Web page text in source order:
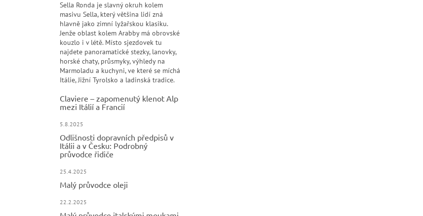
Sella Ronda je slavný okruh kolem
masivu Sella, který většina lidí zná
hlavně jako zimní lyžařskou klasiku.
Jenže oblast kolem Arabby má obrovské
kouzlo i v létě. Místo sjezdovek tu
najdete panoramatické stezky, lanovky,
horské chaty, průsmyky, výhledy na
Marmoladu a kuchyni, ve které se míchá
Itálie, Jižní Tyrolsko a ladinská tradice.
Claviere – zapomenutý klenot Alp
mezi Itálií a Francií
5.8.2025
Odlišnosti dopravních předpisů v
Itálii a v Česku: Podrobný
průvodce řidiče
25.4.2025
Malý průvodce oleji
22.2.2025